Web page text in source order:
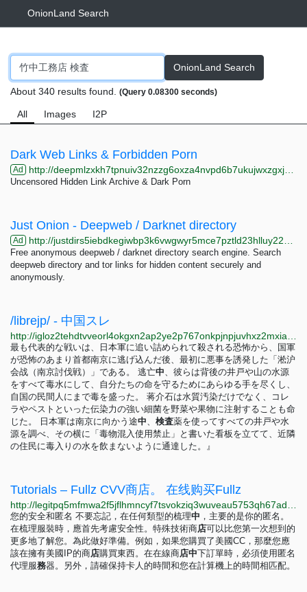
OnionLand Search
OnionLand Search
About 340 results found. (Query 0.08300 seconds)
All Images I2P
Dark Web Links & Forbidden Porn
Ad http://deepmlzxkh7tpnuiv32nzzg6oxza4nvpd6b7ukujwxzgxj2f33johuqd.onion
Uncensored Hidden Link Archive & Dark Porn
Just Onion - Deepweb / Darknet directory
Ad http://justdirs5iebdkegiwbp3k6vwgwyr5mce7pztld23hlluy22ox4r3iad.onion
Free anonymous deepweb / darknet directory search engine. Search
deepweb directory and tor links for hidden content securely and
anonymously.
/librejp/ - 中国スレ
最も代表的な戦いは、日本軍に追い詰められて殺される恐怖から、国軍
が恐怖のあまり首都南京に逃げ込んだ後、最初に悪事を誘発した「淞沪
会战（南京討伐戦）」である。 逃亡中、彼らは背後の井戸や山の水源
をすべて毒水にして、自分たちの命を守るためにあらゆる手を尽くし、
自国の民間人にまで毒を盛った。 蒋介石は水質汚染だけでなく、コレ
ラやペストといった伝染力の強い細菌を野菜や果物に注射することも命
じた。 日本軍は南京に向かう途中、 検査薬を使ってすべての井戸や水
源を調べ、その横に「毒物混入使用禁止」と書いた看板を立てて、近隣
の住民に毒入りの水を飲まないように通達した。』
Tutorials – Fullz CVV商店。 在线购买Fullz
您的安全和匿名 不要忘記，在任何類型的梳理中 ，主要的是你的匿名。
在梳理服裝時，應首先考慮安全性。特殊技術商店可以比您第一次想到的
更多地了解您。為此做好準備。例如，如果您購買了美國CC，那麼您應
該在擁有美國IP的商店購買東西。在在線商店中下訂單時，必須使用匿名
代理服務器。另外，請確保持卡人的時間和您在計算機上的時間相匹配。